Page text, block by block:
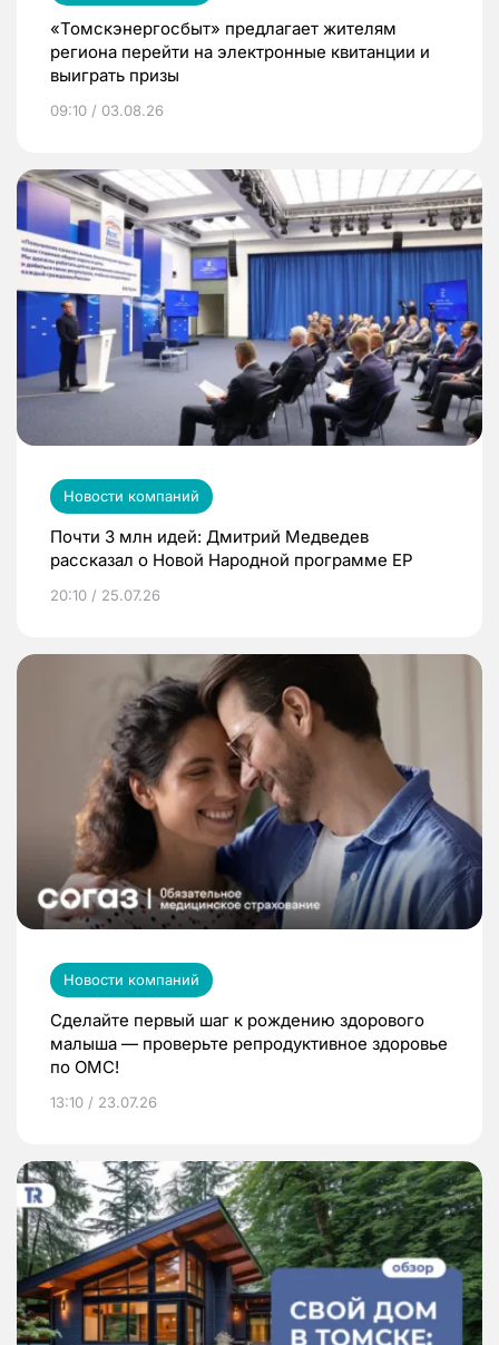
«Томскэнергосбыт» предлагает жителям
региона перейти на электронные квитанции и
выиграть призы
09:10 / 03.08.26
Новости компаний
Почти 3 млн идей: Дмитрий Медведев
рассказал о Новой Народной программе ЕР
20:10 / 25.07.26
Новости компаний
Сделайте первый шаг к рождению здорового
малыша — проверьте репродуктивное здоровье
по ОМС!
13:10 / 23.07.26